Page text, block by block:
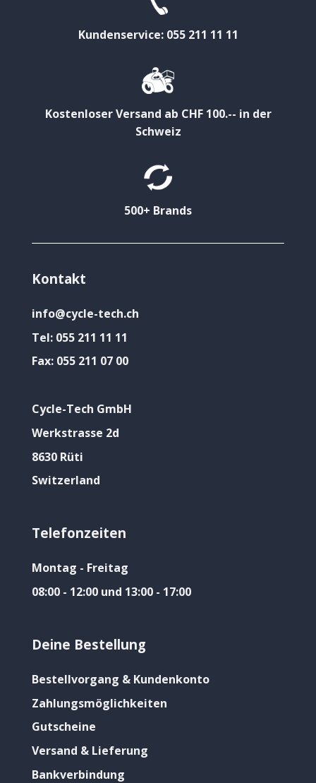
Kundenservice: 055 211 11 11
Kostenloser Versand ab CHF 100.-- in der
Schweiz
500+ Brands
Kontakt
info@cycle-tech.ch
Tel: 055 211 11 11
Fax: 055 211 07 00
Cycle-Tech GmbH
Werkstrasse 2d
8630 Rüti
Switzerland
Telefonzeiten
Montag - Freitag
08:00 - 12:00 und 13:00 - 17:00
Deine Bestellung
Bestellvorgang & Kundenkonto
Zahlungsmöglichkeiten
Gutscheine
Versand & Lieferung
Bankverbindung